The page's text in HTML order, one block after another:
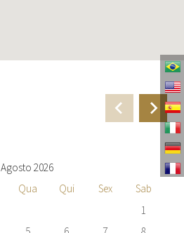
Agosto 2026
Qua Qui Sex
Sab
1